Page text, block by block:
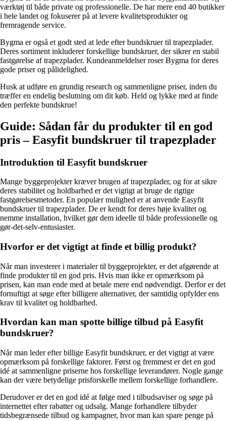
værktøj til både private og professionelle. De har mere end 40 butikker
i hele landet og fokuserer på at levere kvalitetsprodukter og
fremragende service.
Bygma er også et godt sted at lede efter bundskruer til trapezplader.
Deres sortiment inkluderer forskellige bundskruer, der sikrer en stabil
fastgørelse af trapezplader. Kundeanmeldelser roser Bygma for deres
gode priser og pålidelighed.
Husk at udføre en grundig research og sammenligne priser, inden du
træffer en endelig beslutning om dit køb. Held og lykke med at finde
den perfekte bundskrue!
Guide: Sådan får du produkter til en god
pris – Easyfit bundskruer til trapezplader
Introduktion til Easyfit bundskruer
Mange byggeprojekter kræver brugen af trapezplader, og for at sikre
deres stabilitet og holdbarhed er det vigtigt at bruge de rigtige
fastgørelsesmetoder. En populær mulighed er at anvende Easyfit
bundskruer til trapezplader. De er kendt for deres høje kvalitet og
nemme installation, hvilket gør dem ideelle til både professionelle og
gør-det-selv-entusiaster.
Hvorfor er det vigtigt at finde et billig produkt?
Når man investerer i materialer til byggeprojekter, er det afgørende at
finde produkter til en god pris. Hvis man ikke er opmærksom på
prisen, kan man ende med at betale mere end nødvendigt. Derfor er det
fornuftigt at søge efter billigere alternativer, der samtidig opfylder ens
krav til kvalitet og holdbarhed.
Hvordan kan man spotte billige tilbud på Easyfit
bundskruer?
Når man leder efter billige Easyfit bundskruer, er det vigtigt at være
opmærksom på forskellige faktorer. Først og fremmest er det en god
idé at sammenligne priserne hos forskellige leverandører. Nogle gange
kan der være betydelige prisforskelle mellem forskellige forhandlere.
Derudover er det en god idé at følge med i tilbudsaviser og søge på
internettet efter rabatter og udsalg. Mange forhandlere tilbyder
tidsbegrænsede tilbud og kampagner, hvor man kan spare penge på